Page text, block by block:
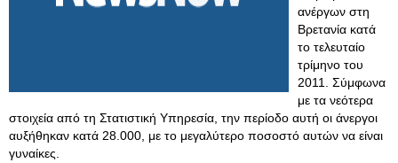
ανέργων στη
Βρετανία κατά
το τελευταίο
τρίμηνο του
2011. Σύμφωνα
με τα νεότερα
στοιχεία από τη Στατιστική Υπηρεσία, την περίοδο αυτή οι άνεργοι
αυξήθηκαν κατά 28.000, με το μεγαλύτερο ποσοστό αυτών να είναι
γυναίκες.